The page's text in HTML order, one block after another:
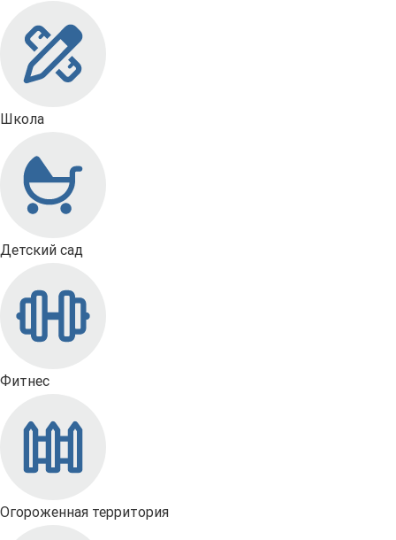
Школа
Детский сад
Фитнес
Огороженная территория